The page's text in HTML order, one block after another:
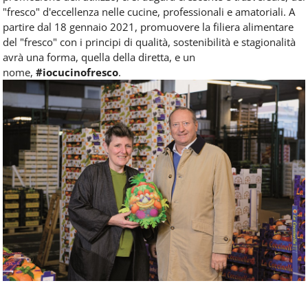
"fresco" d'eccellenza nelle cucine, professionali e amatoriali. A
partire dal 18 gennaio 2021, promuovere la filiera alimentare
del "fresco" con i principi di qualità, sostenibilità e stagionalità
avrà una forma, quella della diretta, e un
nome, #iocucinofresco.